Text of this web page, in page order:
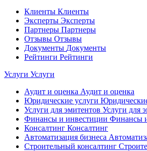
Клиенты Клиенты
Эксперты Эксперты
Партнеры Партнеры
Отзывы Отзывы
Документы Документы
Рейтинги Рейтинги
Услуги Услуги
Аудит и оценка Аудит и оценка
Юридические услуги
Услуги для эмитентов Услуги для
Финансы и инвестиции Финансы
Консалтинг Консалтинг
Автоматизация бизнеса
Строительный консалтинг